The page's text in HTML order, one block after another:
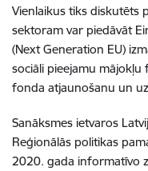
Vienlaikus tiks diskutēts
sektoram var piedāvāt
(Next Generation EU)
sociāli pieejamu
fonda atjaunošanu un
Sanāksmes ietvaros
Reģionālās politikas
2020. gada informatīvo